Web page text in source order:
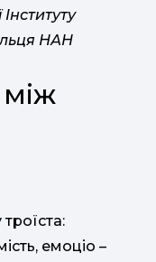
НАН
емоціо –